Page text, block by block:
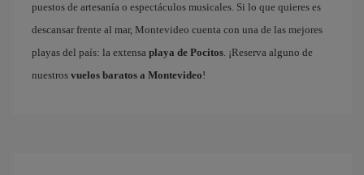
puestos de artesanía o espectáculos musicales. Si lo que quieres es
descansar frente al mar, Montevideo cuenta con una de las mejores
playas del país: la extensa playa de Pocitos. ¡Reserva alguno de
nuestros vuelos baratos a Montevideo!